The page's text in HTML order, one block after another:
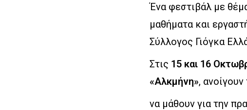
Ένα φεστιβάλ με
μαθήματα και
Σύλλογος Γιόγκα
Στις 15 και 16
«Αλκμήνη»,
να μάθουν για την